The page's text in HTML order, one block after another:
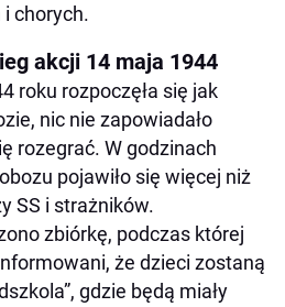
chorych.
akcji 14 maja 1944
roku rozpoczęła się jak
nic nie zapowiadało
rozegrać. W godzinach
pojawiło się więcej niż
SS i strażników.
zbiórkę, podczas której
że dzieci zostaną
gdzie będą miały